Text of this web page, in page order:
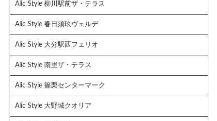
Alic Style 柳川駅前ザ・テラス
Alic Style 春日須玖ヴェルデ
Alic Style 大分駅西フェリオ
Alic Style 南里ザ・テラス
Alic Style 篠栗センターマーク
Alic Style 大野城クオリア